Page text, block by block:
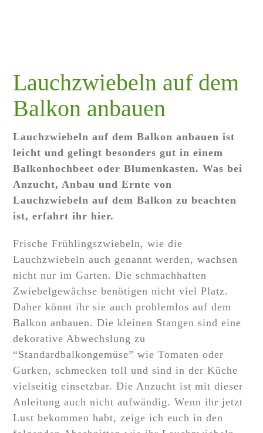
Lauchzwiebeln auf dem
Balkon anbauen
Lauchzwiebeln auf dem Balkon anbauen ist
leicht und gelingt besonders gut in einem
Balkonhochbeet oder Blumenkasten. Was bei
Anzucht, Anbau und Ernte von
Lauchzwiebeln auf dem Balkon zu beachten
ist, erfahrt ihr hier.
Frische Frühlingszwiebeln, wie die
Lauchzwiebeln auch genannt werden, wachsen
nicht nur im Garten. Die schmachhaften
Zwiebelgewächse benötigen nicht viel Platz.
Daher könnt ihr sie auch problemlos auf dem
Balkon anbauen. Die kleinen Stangen sind eine
dekorative Abwechslung zu
“Standardbalkongemüse” wie Tomaten oder
Gurken, schmecken toll und sind in der Küche
vielseitig einsetzbar. Die Anzucht ist mit dieser
Anleitung auch nicht aufwändig. Wenn ihr jetzt
Lust bekommen habt, zeige ich euch in den